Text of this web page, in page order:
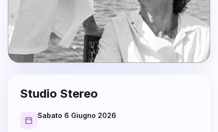
Studio Stereo
Sabato 6 Giugno 2026